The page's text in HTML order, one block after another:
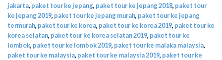
jakarta, paket tour ke jepang, paket tour ke jepang 2018, paket tour
ke jepang 2019, paket tour ke jepang murah, paket tour ke jepang
termurah, paket tour ke korea, paket tour ke korea 2019, paket tour ke
korea selatan, paket tour ke korea selatan 2019, paket tour ke
lombok, paket tour ke lombok 2019, paket tour ke malaka malaysia,
paket tour ke malaysia, paket tour ke malaysia 2019, paket tour ke